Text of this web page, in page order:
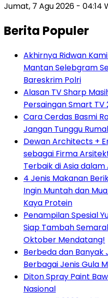
Jumat, 7 Agu 2026 - 04:14
Berita Populer
Akhirnya Ridwan
Mantan Selebgram
Bareskrim Polri
Alasan TV Sharp
Persaingan Smart TV
Cara Cerdas Basmi
Jangan Tunggu
Dewan Architects +
sebagai Firma
Terbaik di Asia dalam
4 Jenis Makanan
Ingin Muntah dan
Kaya Protein
Penampilan Spesial
Siap Tambah
Oktober Mendatang!
Berbeda dan Banyak
Berbagai Jenis Gula
Diton Spray Paint
Nasional